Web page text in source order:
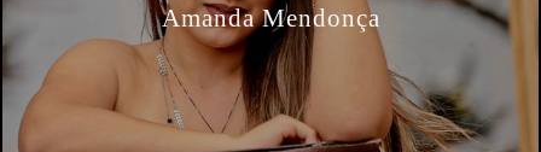
Amanda Mendonça